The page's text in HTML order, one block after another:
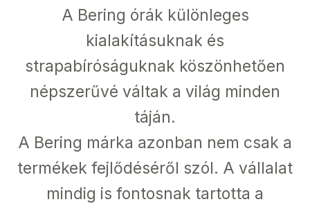
A Bering órák különleges
kialakításuknak és
strapabíróságuknak köszönhetően
népszerűvé váltak a világ minden
táján.
A Bering márka azonban nem csak a
termékek fejlődéséről szól. A vállalat
mindig is fontosnak tartotta a